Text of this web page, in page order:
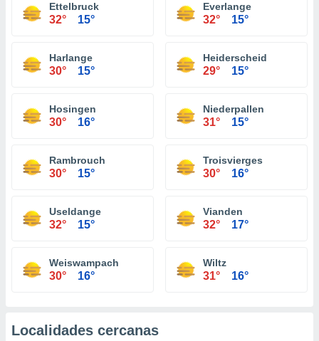
Ettelbruck
32° 15°
Everlange
32° 15°
Harlange
30° 15°
Heiderscheid
29° 15°
Hosingen
30° 16°
Niederpallen
31° 15°
Rambrouch
30° 15°
Troisvierges
30° 16°
Useldange
32° 15°
Vianden
32° 17°
Weiswampach
30° 16°
Wiltz
31° 16°
Localidades cercanas